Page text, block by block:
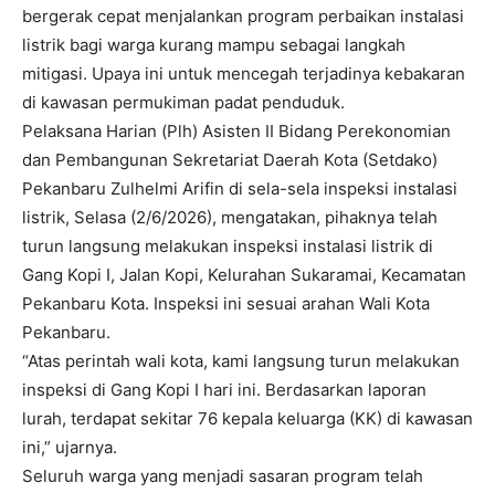
bergerak cepat menjalankan program perbaikan instalasi
listrik bagi warga kurang mampu sebagai langkah
mitigasi. Upaya ini untuk mencegah terjadinya kebakaran
di kawasan permukiman padat penduduk.
Pelaksana Harian (Plh) Asisten II Bidang Perekonomian
dan Pembangunan Sekretariat Daerah Kota (Setdako)
Pekanbaru Zulhelmi Arifin di sela-sela inspeksi instalasi
listrik, Selasa (2/6/2026), mengatakan, pihaknya telah
turun langsung melakukan inspeksi instalasi listrik di
Gang Kopi I, Jalan Kopi, Kelurahan Sukaramai, Kecamatan
Pekanbaru Kota. Inspeksi ini sesuai arahan Wali Kota
Pekanbaru.
“Atas perintah wali kota, kami langsung turun melakukan
inspeksi di Gang Kopi I hari ini. Berdasarkan laporan
lurah, terdapat sekitar 76 kepala keluarga (KK) di kawasan
ini,” ujarnya.
Seluruh warga yang menjadi sasaran program telah